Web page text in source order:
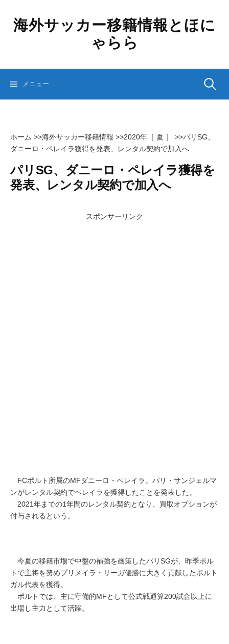
ッ
海外サッカー移籍情報とほに
ゃらら
メニュー 検
ホーム >>海外サッカー移籍情報 >>2020年［ 夏 ］ >>パリSG、
ダニーロ・ペレイラ獲得を発表、レンタル契約で加入へ
パリSG、ダニーロ・ペレイラ獲得を
発表、レンタル契約で加入へ
スポンサーリンク
FCポルト所属のMFダニーロ・ペレイラ。パリ・サンジェルマ
ンがレンタル契約でペレイラを獲得したことを発表した。
2021年までの1年間のレンタル契約となり、買取オプションが
付与されるという。
今夏の移籍市場で中盤の補強を画策したパリSGが、昨季ポル
トで主将を努めプリメイラ・リーガ優勝に大きく貢献したポルト
ガル代表を獲得。
ポルトでは、主に守備的MFとして公式戦通算200試合以上に
出場し主力として活躍。